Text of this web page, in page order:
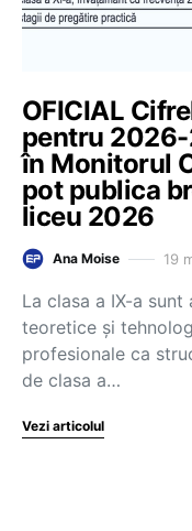
OFICIAL
pentru
în Monitorul
pot publica
liceu 2026
Ana Moise 19
La clasa a IX-a
teoretice și
profesionale ca
de clasa a…
Vezi articolul